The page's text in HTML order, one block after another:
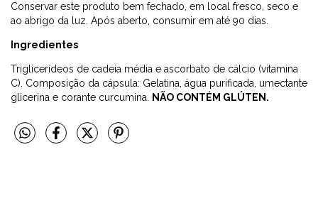
Conservar este produto bem fechado, em local fresco, seco e
ao abrigo da luz. Após aberto, consumir em até 90 dias.
Ingredientes
Triglicerídeos de cadeia média e ascorbato de cálcio (vitamina
C). Composição da cápsula: Gelatina, água purificada, umectante
glicerina e corante curcumina. NÃO CONTÉM GLÚTEN.